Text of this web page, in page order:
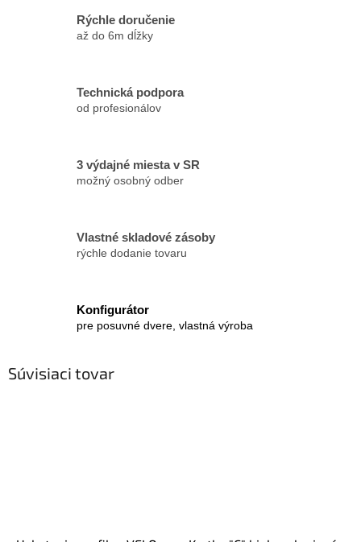
Rýchle doručenie
až do 6m dĺžky
Technická podpora
od profesionálov
3 výdajné miesta v SR
možný osobný odber
Vlastné skladové zásoby
rýchle dodanie tovaru
Konfigurátor
pre posuvné dvere, vlastná výroba
Súvisiaci tovar